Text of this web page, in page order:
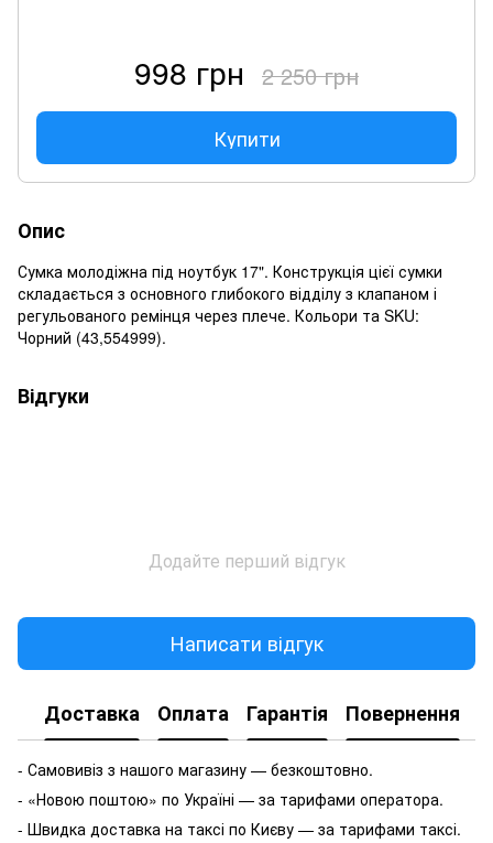
998 грн 2 250 грн
Купити
Опис
Сумка молодіжна під ноутбук 17". Конструкція цієї сумки
складається з основного глибокого відділу з клапаном і
регульованого ремінця через плече. Кольори та SKU:
Чорний (43,554999).
Відгуки
Додайте перший відгук
Написати відгук
Доставка Оплата Гарантія Повернення
- Самовивіз з нашого магазину — безкоштовно.
- «Новою поштою» по Україні — за тарифами оператора.
- Швидка доставка на таксі по Києву — за тарифами таксі.